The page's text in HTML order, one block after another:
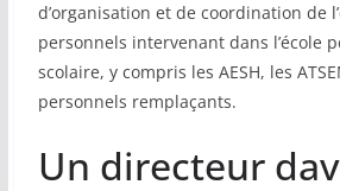
d’organisation et de coordination de
personnels intervenant dans l’école
scolaire, y compris les AESH, les
personnels remplaçants.
Un directeur